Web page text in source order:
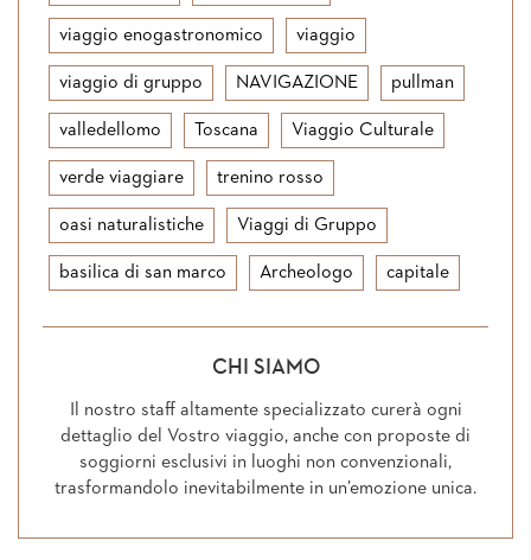
viaggio enogastronomico viaggio
viaggio di gruppo NAVIGAZIONE pullman
valledellomo Toscana Viaggio Culturale
verde viaggiare trenino rosso
oasi naturalistiche Viaggi di Gruppo
basilica di san marco Archeologo capitale
CHI SIAMO
Il nostro staff altamente specializzato curerà ogni
dettaglio del Vostro viaggio, anche con proposte di
soggiorni esclusivi in luoghi non convenzionali,
trasformandolo inevitabilmente in un’emozione unica.